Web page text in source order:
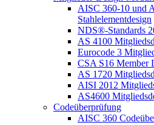
AISC 360-10 und
Stahlelementdesign
NDS®-Standards
AS 4100
Eurocode 3
CSA S16 Member
AS 1720
AISI 2012
AS4600
Codeüberprüfung
AISC 360